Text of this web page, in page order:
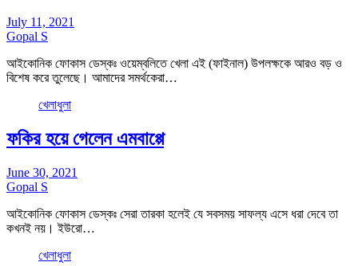
July 11, 2021
Gopal S
আইকোনিক ফোকাস ডেস্কঃ ওয়েম্বলিতে খেলা এই (ফাইনাল) উপলক্ষকে আরও বড় ও
বিশেষ করে তুলেছে। আমাদের সমর্থকেরা…
খেলাধুলা
ফকির হয়ে গেলেন এমবাপ্পে
June 30, 2021
Gopal S
আইকোনিক ফোকাস ডেস্কঃ সেরা তারকা হলেই যে সবসময় সাফল্য এসে ধরা দেবে তা
কখনই নয়। ইউরো…
খেলাধুলা